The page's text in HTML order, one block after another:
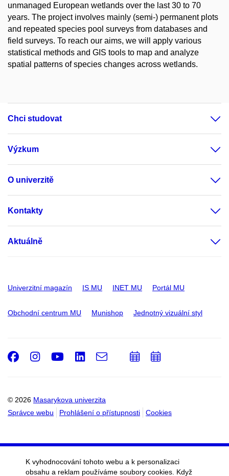
unmanaged European wetlands over the last 30 to 70
years. The project involves mainly (semi-) permanent plots
and repeated species pool surveys from databases and
field surveys. To reach our aims, we will apply various
statistical methods and GIS tools to map and analyze
spatial patterns of species changes across wetlands.
Chci studovat
Výzkum
O univerzitě
Kontakty
Aktuálně
Univerzitní magazín IS MU INET MU Portál MU
Obchodní centrum MU Munishop Jednotný vizuální styl
© 2026 Masarykova univerzita
Správce webu
Prohlášení o přístupnosti Cookies
Facebook
Instagram
Youtube
LinkedIn
e-
PřidatPřidat
K vyhodnocování tohoto webu a k personalizaci
obsahu a reklam používáme soubory cookies. Když